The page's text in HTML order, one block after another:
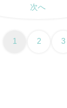
次へ
1 2 3